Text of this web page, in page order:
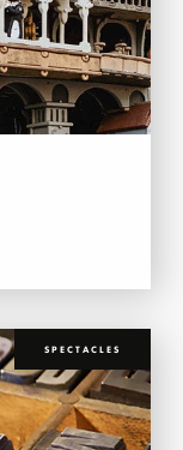
SPECTACLES